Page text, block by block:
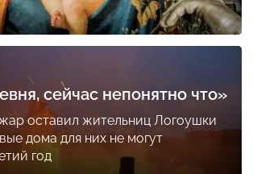
сейчас непонятно что»
оставил жительниц Логоушки
дома для них не могут
год